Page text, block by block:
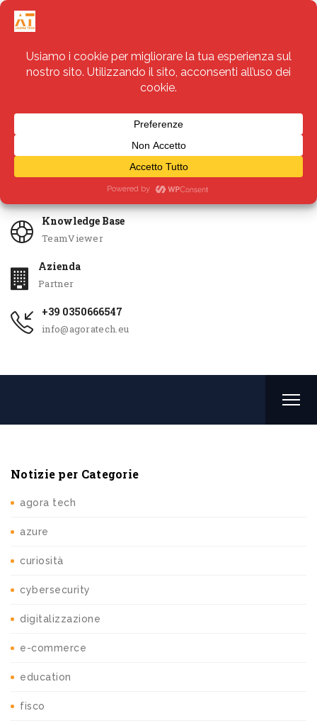
Servizi
Knowledge Base
TeamViewer
Azienda
Partner
+39 0350666547
info@agoratech.eu
Notizie per Categorie
agora tech
azure
curiosità
cybersecurity
digitalizzazione
e-commerce
education
fisco